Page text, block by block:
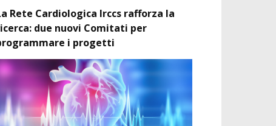
Rete Cardiologica Irccs rafforza la
due nuovi Comitati per
i progetti